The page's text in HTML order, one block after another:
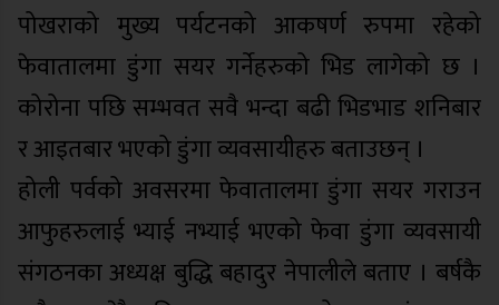
पोखराको मुख्य पर्यटनको आकषर्ण रुपमा रहेको
फेवातालमा डुंगा सयर गर्नेहरुको भिड लागेको छ ।
कोरोना पछि सम्भवत सवै भन्दा बढी भिडभाड शनिबार
र आइतबार भएको डुंगा व्यवसायीहरु बताउछन् ।
होली पर्वको अवसरमा फेवातालमा डुंगा सयर गराउन
आफुहरुलाई भ्याई नभ्याई भएको फेवा डुंगा व्यवसायी
संगठनका अध्यक्ष बुद्धि बहादुर नेपालीले बताए । बर्षकै